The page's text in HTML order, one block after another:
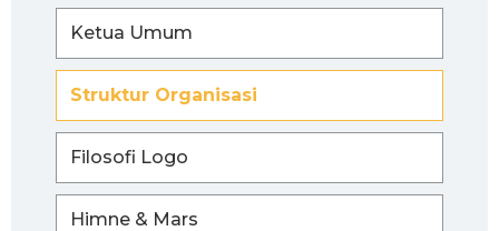
Ketua Umum
Struktur Organisasi
Filosofi Logo
Himne & Mars